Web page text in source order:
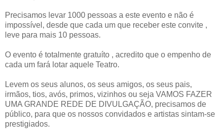
Precisamos levar 1000 pessoas a este evento e não é
impossível, desde que cada um que receber este convite ,
leve para mais 10 pessoas.
O evento é totalmente gratuíto , acredito que o empenho de
cada um fará lotar aquele Teatro.
Levem os seus alunos, os seus amigos, os seus pais,
irmãos, tios, avós, primos, vizinhos ou seja VAMOS FAZER
UMA GRANDE REDE DE DIVULGAÇÃO, precisamos de
público, para que os nossos convidados e artistas sintam-se
prestigiados.